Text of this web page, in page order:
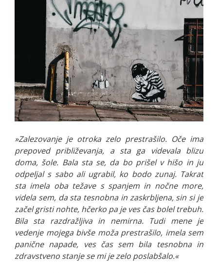
»Zalezovanje je otroka zelo prestrašilo. Oče ima
prepoved približevanja, a sta ga videvala blizu
doma, šole. Bala sta se, da bo prišel v hišo in ju
odpeljal s sabo ali ugrabil, ko bodo zunaj. Takrat
sta imela oba težave s spanjem in nočne more,
videla sem, da sta tesnobna in zaskrbljena, sin si je
začel gristi nohte, hčerko pa je ves čas bolel trebuh.
Bila sta razdražljiva in nemirna. Tudi mene je
vedenje mojega bivše moža prestrašilo, imela sem
panične napade, ves čas sem bila tesnobna in
zdravstveno stanje se mi je zelo poslabšalo.«